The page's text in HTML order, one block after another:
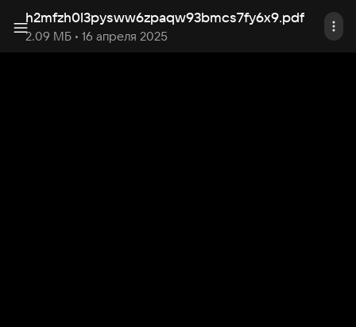
h2mfzh0l3pysww6zpaqw93bmcs7fy6x9.pdf
2.09 МБ • 16 апреля 2025